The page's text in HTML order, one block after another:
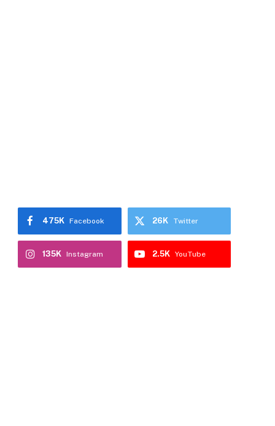
Facebook
475K Twitter
26K
Instagram
135K YouTube
2.5K